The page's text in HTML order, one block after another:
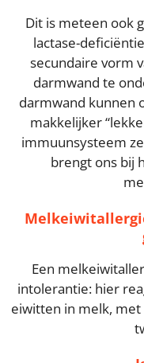
Dit is meteen ook
lactase-
secundaire vorm
darmwand te
darmwand kunnen
makkelijker
immuunsysteem
brengt ons bij
Een
intolerantie: hier
eiwitten in melk, met